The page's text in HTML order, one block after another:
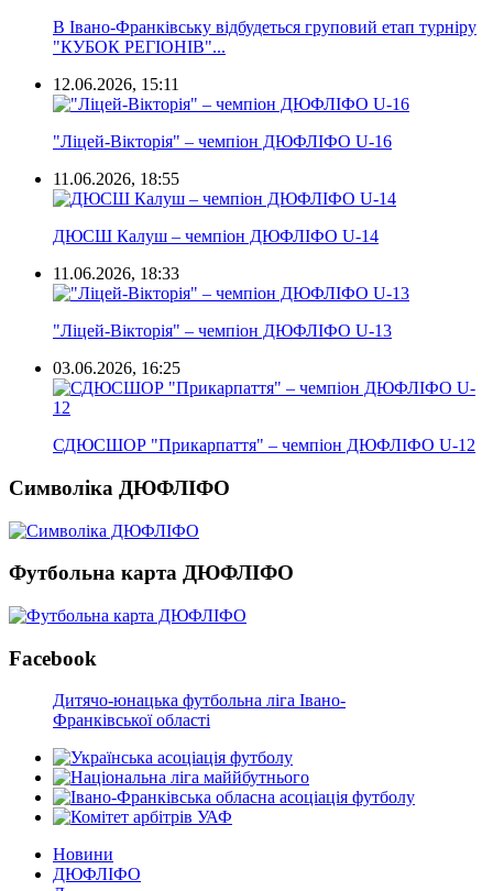
В Івано-Франківську відбудеться груповий етап турніру
"КУБОК РЕГІОНІВ"...
12.06.2026, 15:11
"Ліцей-Вікторія" – чемпіон ДЮФЛІФО U-16
11.06.2026, 18:55
ДЮСШ Калуш – чемпіон ДЮФЛІФО U-14
11.06.2026, 18:33
"Ліцей-Вікторія" – чемпіон ДЮФЛІФО U-13
03.06.2026, 16:25
СДЮСШОР "Прикарпаття" – чемпіон ДЮФЛІФО U-12
Символіка ДЮФЛІФО
Футбольна карта ДЮФЛІФО
Facebook
Дитячо-юнацька футбольна ліга Івано-
Франківської області
Новини
ДЮФЛІФО